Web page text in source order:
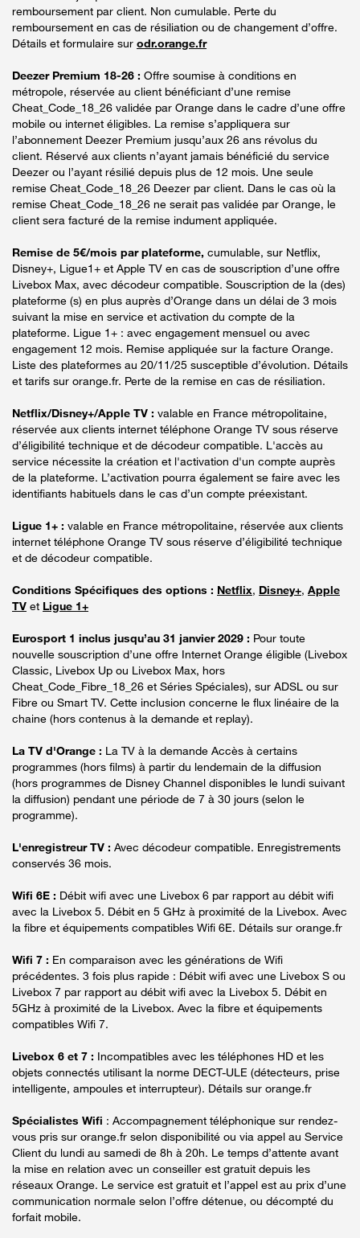
remboursement par client. Non cumulable. Perte du
remboursement en cas de résiliation ou de changement d’offre.
Détails et formulaire sur odr.orange.fr
Deezer Premium 18-26 : Offre soumise à conditions en
métropole, réservée au client bénéficiant d’une remise
Cheat_Code_18_26 validée par Orange dans le cadre d’une offre
mobile ou internet éligibles. La remise s’appliquera sur
l’abonnement Deezer Premium jusqu’aux 26 ans révolus du
client. Réservé aux clients n’ayant jamais bénéficié du service
Deezer ou l’ayant résilié depuis plus de 12 mois. Une seule
remise Cheat_Code_18_26 Deezer par client. Dans le cas où la
remise Cheat_Code_18_26 ne serait pas validée par Orange, le
client sera facturé de la remise indument appliquée.
Remise de 5€/mois par plateforme, cumulable, sur Netflix,
Disney+, Ligue1+ et Apple TV en cas de souscription d’une offre
Livebox Max, avec décodeur compatible. Souscription de la (des)
plateforme (s) en plus auprès d’Orange dans un délai de 3 mois
suivant la mise en service et activation du compte de la
plateforme. Ligue 1+ : avec engagement mensuel ou avec
engagement 12 mois. Remise appliquée sur la facture Orange.
Liste des plateformes au 20/11/25 susceptible d’évolution. Détails
et tarifs sur orange.fr. Perte de la remise en cas de résiliation.
Netflix/Disney+/Apple TV : valable en France métropolitaine,
réservée aux clients internet téléphone Orange TV sous réserve
d’éligibilité technique et de décodeur compatible. L'accès au
service nécessite la création et l'activation d'un compte auprès
de la plateforme. L’activation pourra également se faire avec les
identifiants habituels dans le cas d’un compte préexistant.
Ligue 1+ : valable en France métropolitaine, réservée aux clients
internet téléphone Orange TV sous réserve d’éligibilité technique
et de décodeur compatible.
Conditions Spécifiques des options : Netflix, Disney+, Apple
TV et Ligue 1+
Eurosport 1 inclus jusqu’au 31 janvier 2029 : Pour toute
nouvelle souscription d’une offre Internet Orange éligible (Livebox
Classic, Livebox Up ou Livebox Max, hors
Cheat_Code_Fibre_18_26 et Séries Spéciales), sur ADSL ou sur
Fibre ou Smart TV. Cette inclusion concerne le flux linéaire de la
chaine (hors contenus à la demande et replay).
La TV d'Orange : La TV à la demande Accès à certains
programmes (hors films) à partir du lendemain de la diffusion
(hors programmes de Disney Channel disponibles le lundi suivant
la diffusion) pendant une période de 7 à 30 jours (selon le
programme).
L'enregistreur TV : Avec décodeur compatible. Enregistrements
conservés 36 mois.
Wifi 6E : Débit wifi avec une Livebox 6 par rapport au débit wifi
avec la Livebox 5. Débit en 5 GHz à proximité de la Livebox. Avec
la fibre et équipements compatibles Wifi 6E. Détails sur orange.fr
Wifi 7 : En comparaison avec les générations de Wifi
précédentes. 3 fois plus rapide : Débit wifi avec une Livebox S ou
Livebox 7 par rapport au débit wifi avec la Livebox 5. Débit en
5GHz à proximité de la Livebox. Avec la fibre et équipements
compatibles Wifi 7.
Livebox 6 et 7 : Incompatibles avec les téléphones HD et les
objets connectés utilisant la norme DECT-ULE (détecteurs, prise
intelligente, ampoules et interrupteur). Détails sur orange.fr
Spécialistes Wifi : Accompagnement téléphonique sur rendez-
vous pris sur orange.fr selon disponibilité ou via appel au Service
Client du lundi au samedi de 8h à 20h. Le temps d’attente avant
la mise en relation avec un conseiller est gratuit depuis les
réseaux Orange. Le service est gratuit et l’appel est au prix d’une
communication normale selon l’offre détenue, ou décompté du
forfait mobile.